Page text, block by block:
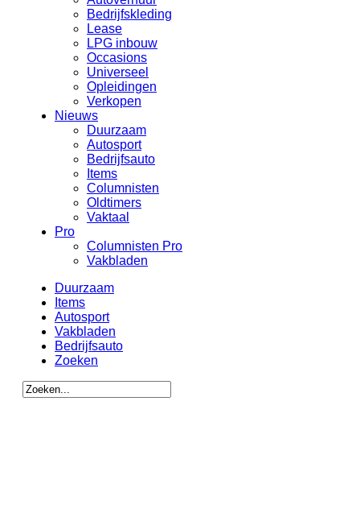
Bedrijfskleding
Lease
LPG inbouw
Occasions
Universeel
Opleidingen
Verkopen
Nieuws
Duurzaam
Autosport
Bedrijfsauto
Items
Columnisten
Oldtimers
Vaktaal
Pro
Columnisten Pro
Vakbladen
Duurzaam
Items
Autosport
Vakbladen
Bedrijfsauto
Zoeken